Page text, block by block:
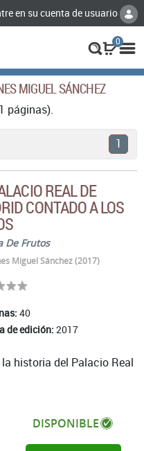
en su cuenta de usuario
0
MIGUEL SÁNCHEZ
páginas).
1
REAL DE
CONTADO A LOS
De Frutos
Miguel Sánchez (2017)
40
de edición: 2017
DISPONIBLE
historia del Palacio Real